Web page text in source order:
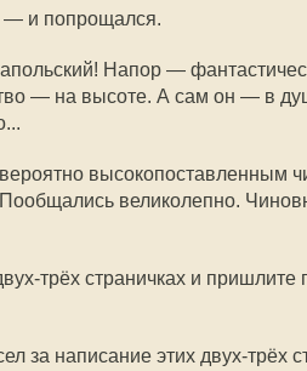
— и попрощался.
Напор —
— на высоте. А сам он — в
высокопоставленным
великолепно.
трёх страничках и пришлите
за написание этих двух-трёх